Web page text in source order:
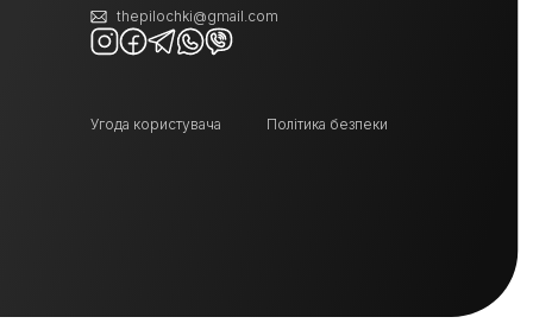
thepilochki@gmail.com
Угода користувача Політика безпеки